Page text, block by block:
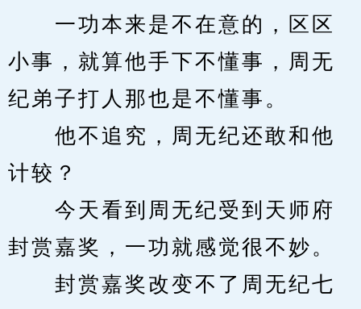
一功本来是不在意的，区区
小事，就算他手下不懂事，周无
纪弟子打人那也是不懂事。
他不追究，周无纪还敢和他
计较？
今天看到周无纪受到天师府
封赏嘉奖，一功就感觉很不妙。
封赏嘉奖改变不了周无纪七